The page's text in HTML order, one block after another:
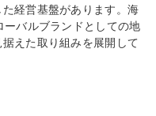
経営基盤があります。海
バルブランドとしての地
えた取り組みを展開して